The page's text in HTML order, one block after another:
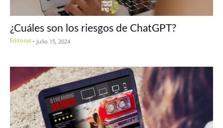
¿Cuáles son los riesgos de ChatGPT?
Editorial - julio 15, 2024